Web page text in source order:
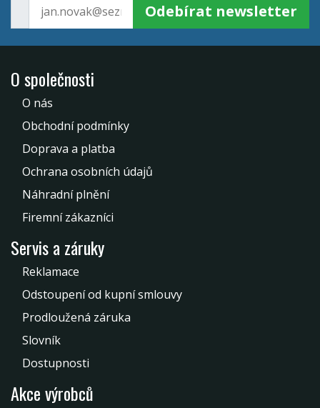
Odebírat newsletter
O společnosti
O nás
Obchodní podmínky
Doprava a platba
Ochrana osobních údajů
Náhradní plnění
Firemní zákazníci
Servis a záruky
Reklamace
Odstoupení od kupní smlouvy
Prodloužená záruka
Slovník
Dostupnosti
Akce výrobců